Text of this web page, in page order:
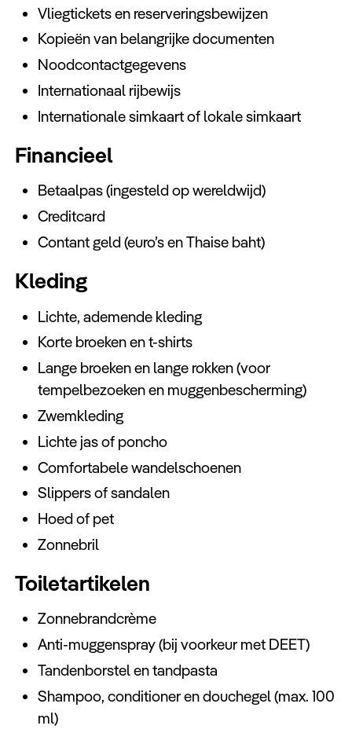
Vliegtickets en reserveringsbewijzen
Kopieën van belangrijke documenten
Noodcontactgegevens
Internationaal rijbewijs
Internationale simkaart of lokale simkaart
Financieel
Betaalpas (ingesteld op wereldwijd)
Creditcard
Contant geld (euro’s en Thaise baht)
Kleding
Lichte, ademende kleding
Korte broeken en t-shirts
Lange broeken en lange rokken (voor
tempelbezoeken en muggenbescherming)
Zwemkleding
Lichte jas of poncho
Comfortabele wandelschoenen
Slippers of sandalen
Hoed of pet
Zonnebril
Toiletartikelen
Zonnebrandcrème
Anti-muggenspray (bij voorkeur met DEET)
Tandenborstel en tandpasta
Shampoo, conditioner en douchegel (max. 100
ml)